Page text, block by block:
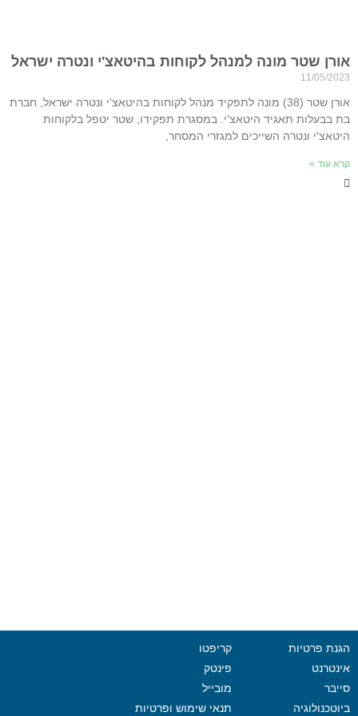
אורן שטר מונה למנהל לקוחות בהיטאצ'י ונטרה ישראל
11/05/2023
אורן שטר (38) מונה לתפקיד מנהל לקוחות בהיטאצ'י ונטרה ישראל, חברת
בת בבעלות תאגיד היטאצ'י. במסגרת תפקידו, שטר יטפל בלקוחות
היטאצ'י ונטרה השייכים למגזרי המסחר,
קרא עוד »
הגנת פרטיות
אינטרנט
סייבר
ביוטכנולוגיה
קריפטו
פינטק
מובייל
תנאי שימוש ופרטיות